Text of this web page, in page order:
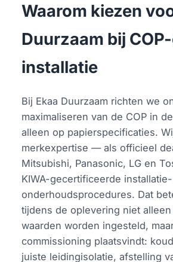
Waarom kiezen
Duurzaam bij
installatie
Bij Ekaa Duurzaam richten we
maximaliseren van de COP in
alleen op papierspecificaties.
merkexpertise — als officieel
Mitsubishi, Panasonic, LG en
KIWA-gecertificeerde
onderhoudsprocedures. Dat
tijdens de oplevering niet
waarden worden ingesteld,
commissioning plaatsvindt:
juiste leidingisolatie, afstelling